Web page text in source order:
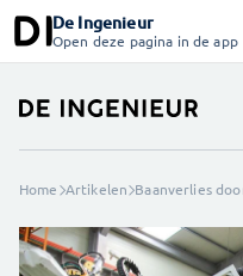
De Ingenieur
Open deze pagina in de app
Home Artikelen Baanverlies